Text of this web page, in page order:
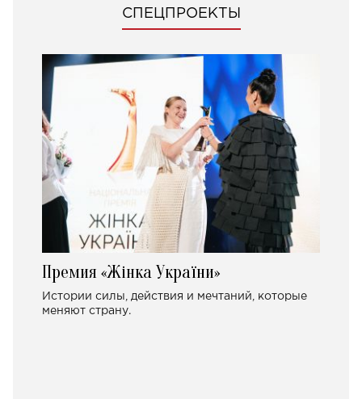
СПЕЦПРОЕКТЫ
Премия «Жінка України»
Истории силы, действия и мечтаний, которые
меняют страну.